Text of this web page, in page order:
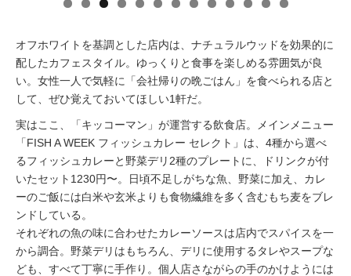
オフホワイトを基調とした店内は、ナチュラルウッドを効果的に
配したカフェスタイル。ゆっくりと食事を楽しめる雰囲気が良
い。女性一人で気軽に「会社帰りの晩ごはん」を食べられる店と
して、ぜひ覚えておいてほしい1軒だ。
実はここ、「キッコーマン」が運営する飲食店。メインメニュー
「FISH A WEEK フィッシュカレー セレクト」は、4種から選べ
るフィッシュカレーと野菜デリ2種のプレートに、ドリンクが付
いたセット1230円〜。日頃不足しがちな魚、野菜に加え、カレ
ーのご飯には白米や玄米よりも食物繊維を多く含むもち麦をブレ
ンドしている。
それぞれの魚の味に合わせたカレーソースは店内でスパイスを一
から調合。野菜デリはもちろん、デリに使用するタレやスープな
ども、すべて丁寧に手作り。個人店さながらの手のかけようには